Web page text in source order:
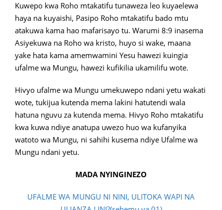
Kuwepo kwa Roho mtakatifu tunaweza leo kuyaelewa
haya na kuyaishi, Pasipo Roho mtakatifu bado mtu
atakuwa kama hao mafarisayo tu. Warumi 8:9 inasema
Asiyekuwa na Roho wa kristo, huyo si wake, maana
yake hata kama amemwamini Yesu hawezi kuingia
ufalme wa Mungu, hawezi kufikilia ukamilifu wote.
Hivyo ufalme wa Mungu umekuwepo ndani yetu wakati
wote, tukijua kutenda mema lakini hatutendi wala
hatuna nguvu za kutenda mema. Hivyo Roho mtakatifu
kwa kuwa ndiye anatupa uwezo huo wa kufanyika
watoto wa Mungu, ni sahihi kusema ndiye Ufalme wa
Mungu ndani yetu.
MADA NYINGINEZO
UFALME WA MUNGU NI NINI, ULITOKA WAPI NA